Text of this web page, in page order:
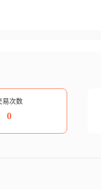
易次数
0